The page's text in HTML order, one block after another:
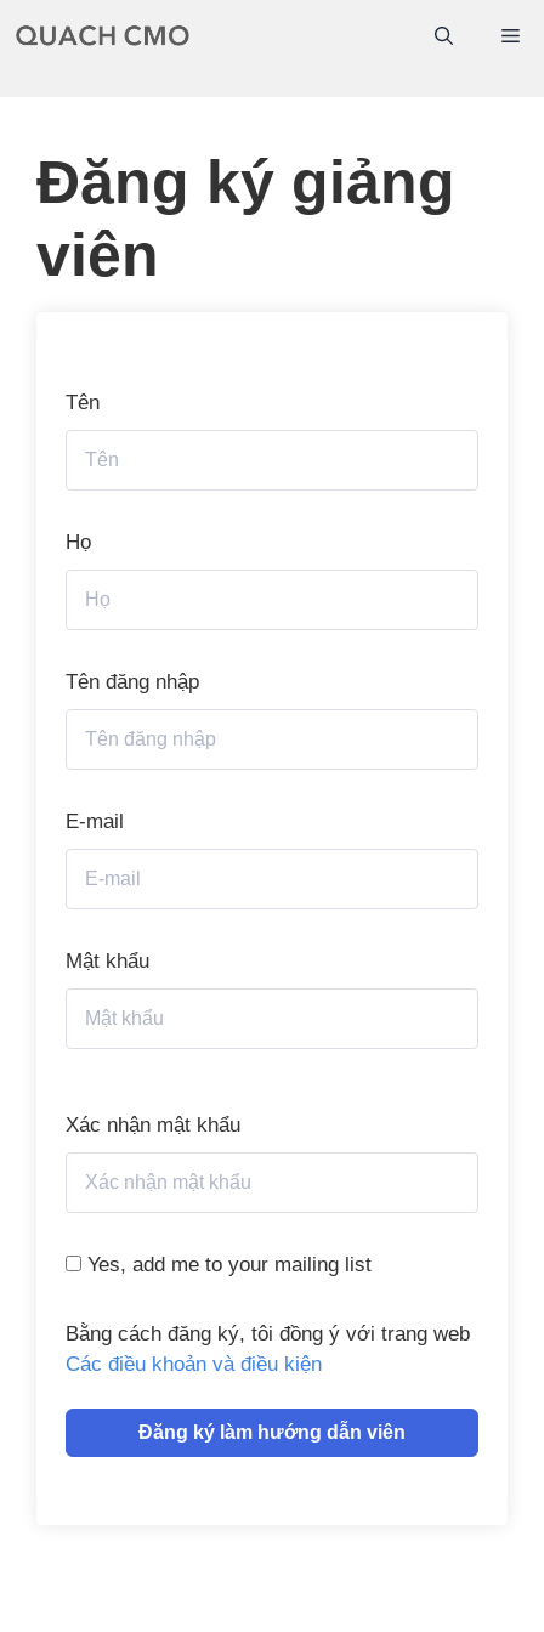
đến
Đăng ký giảng
viên
Tên
Họ
Tên đăng nhập
E-mail
Mật khẩu
Xác nhận mật khẩu
Yes, add me to your mailing list
Bằng cách đăng ký, tôi đồng ý với trang web
Các điều khoản và điều kiện
Đăng ký làm hướng dẫn viên